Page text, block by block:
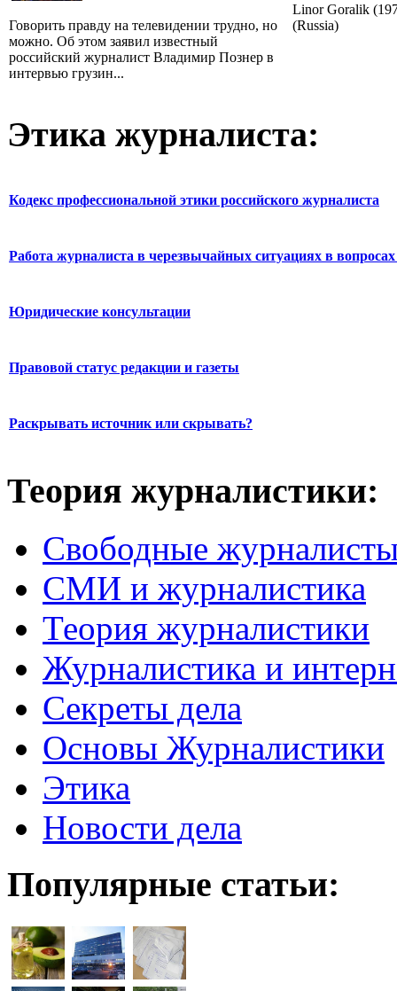
Говорить правду на телевидении трудно, но
можно. Об этом заявил известный
российский журналист Владимир Познер в
интервью грузин...
Linor Goralik
(Russia)
Этика журналиста:
Кодекс профессиональной этики российского журналиста
Работа журналиста в черезвычайных ситуациях в вопросах
Юридические консультации
Правовой статус редакции и газеты
Раскрывать источник или скрывать?
Теория журналистики:
Свободные
СМИ и журналистика
Теория журналистики
Журналистика и
Секреты дела
Основы Журналистики
Этика
Новости дела
Популярные статьи: